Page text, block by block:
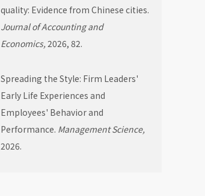
quality: Evidence from Chinese cities.
Journal of Accounting and
Economics,2026, 82.
Spreading the Style: Firm Leaders'
Early Life Experiences and
Employees' Behavior and
Performance. Management Science,
2026.